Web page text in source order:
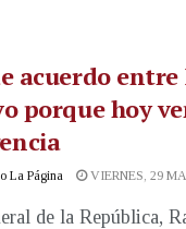
acuerdo entre
porque hoy
La Página VIERNES, 29
de la República,